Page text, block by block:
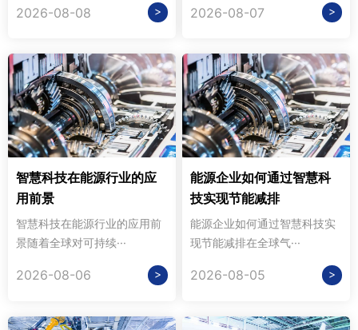
2026-08-08 > 2026-08-07 >
智慧科技在能源行业的应
用前景
智慧科技在能源行业的应用前
景随着全球对可持续···
2026-08-06 >
能源企业如何通过智慧科
技实现节能减排
能源企业如何通过智慧科技实
现节能减排在全球气···
2026-08-05 >